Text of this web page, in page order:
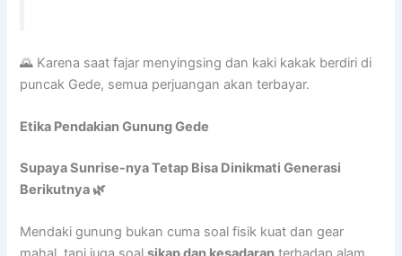
🌄 Karena saat fajar menyingsing dan kaki kakak berdiri di
puncak Gede, semua perjuangan akan terbayar.
Etika Pendakian Gunung Gede
Supaya Sunrise-nya Tetap Bisa Dinikmati Generasi
Berikutnya 🌿
Mendaki gunung bukan cuma soal fisik kuat dan gear